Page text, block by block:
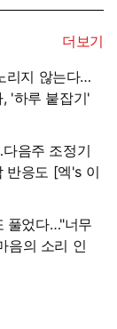
더보기
리지 않는다…
, '하루 붙잡기'
음주 조정기
반응도 [엑's 이
풀었다…"너무
음의 소리 인